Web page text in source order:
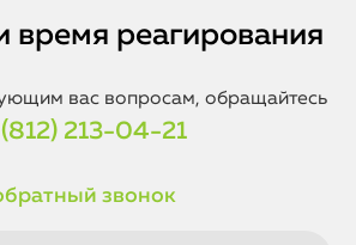
время реагирования
вас вопросам, обращайтесь
(812) 213-04-21
звонок